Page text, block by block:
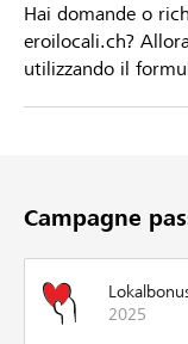
Hai domande o
eroilocali.ch?
utilizzando il
Campagne
2025